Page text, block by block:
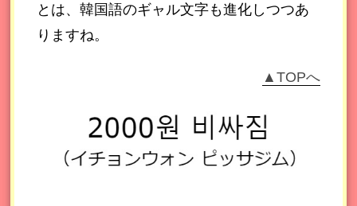
とは、韓国語のギャル文字も進化しつつあ
りますね。
▲TOPへ